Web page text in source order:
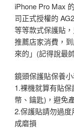
iPhone Pro Max
司正式授權的
等等款式保護貼
推薦店家消費，
來的」(記得說最
鏡頭保護貼保養小
1.裸機就算有貼
幣、鑰匙)，避免
2.保護貼請勿過
成磨損